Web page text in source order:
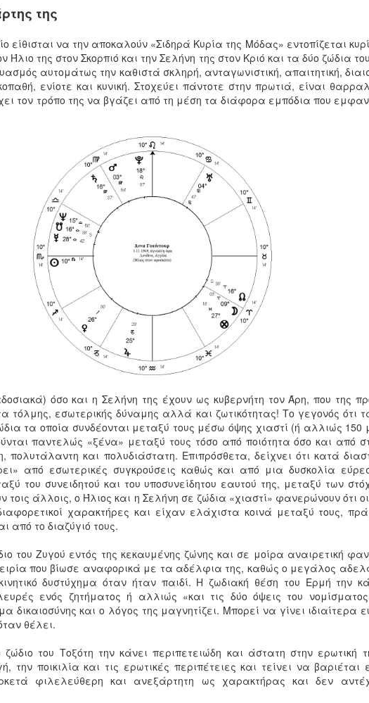
της
είθισται να την αποκαλούν «Σιδηρά Κυρία της Μόδας» εντοπίζεται
Ήλιο της στον Σκορπιό και την Σελήνη της στον Κριό και τα δύο ζώδια
αυτομάτως την καθιστά σκληρή, ανταγωνιστική, απαιτητική,
ενίοτε και κυνική. Στοχεύει πάντοτε στην πρωτιά, είναι
τον τρόπο της να βγάζει από τη μέση τα διάφορα εμπόδια που
όσο και η Σελήνη της έχουν ως κυβερνήτη τον Άρη, που της
τόλμης, εσωτερικής δύναμης αλλά και ζωτικότητας! Το γεγονός ότι
τα οποία συνδέονται μεταξύ τους μέσω όψης χιαστί (ή αλλιώς 150
παντελώς «ξένα» μεταξύ τους τόσο από ποιότητα όσο και από
πολυτάλαντη και πολυδιάστατη. Επιπρόσθετα, δείχνει ότι κατά
από εσωτερικές συγκρούσεις καθώς και από μια δυσκολία
του συνειδητού και του υποσυνείδητου εαυτού της, μεταξύ των
τοις άλλοις, ο Ήλιος και η Σελήνη σε ζώδια «χιαστί» φανερώνουν ότι
χαρακτήρες και είχαν ελάχιστα κοινά μεταξύ τους,
από το διαζύγιό τους.
του Ζυγού εντός της κεκαυμένης ζώνης και σε μοίρα αναιρετική
που βίωσε αναφορικά με τα αδέλφια της, καθώς ο μεγάλος
δυστύχημα όταν ήταν παιδί. Η ζωδιακή θέση του Ερμή την
ενός ζητήματος ή αλλιώς «και τις δύο όψεις του
δικαιοσύνης και ο λόγος της μαγνητίζει. Μπορεί να γίνει ιδιαίτερα
θέλει.
του Τοξότη την κάνει περιπετειώδη και άστατη στην ερωτική
την ποικιλία και τις ερωτικές περιπέτειες και τείνει να βαριέται
φιλελεύθερη και ανεξάρτητη ως χαρακτήρας και δεν